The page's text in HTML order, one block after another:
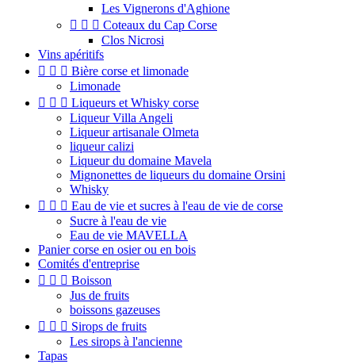
Les Vignerons d'Aghione
   Coteaux du Cap Corse
Clos Nicrosi
Vins apéritifs
   Bière corse et limonade
Limonade
   Liqueurs et Whisky corse
Liqueur Villa Angeli
Liqueur artisanale Olmeta
liqueur calizi
Liqueur du domaine Mavela
Mignonettes de liqueurs du domaine Orsini
Whisky
   Eau de vie et sucres à l'eau de vie de corse
Sucre à l'eau de vie
Eau de vie MAVELLA
Panier corse en osier ou en bois
Comités d'entreprise
   Boisson
Jus de fruits
boissons gazeuses
   Sirops de fruits
Les sirops à l'ancienne
Tapas